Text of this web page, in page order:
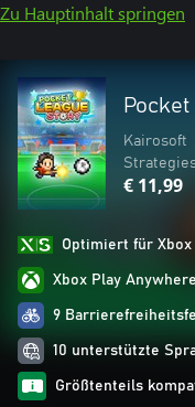
Zu Hauptinhalt springen
Kairosoft
€ 11,99
Optimiert für Xbox
Xbox Play Anywhere
9
10 unterstützte
Größtenteils